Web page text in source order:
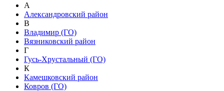
А
Александровский район
В
Владимир (ГО)
Вязниковский район
Г
Гусь-Хрустальный (ГО)
К
Камешковский район
Ковров (ГО)